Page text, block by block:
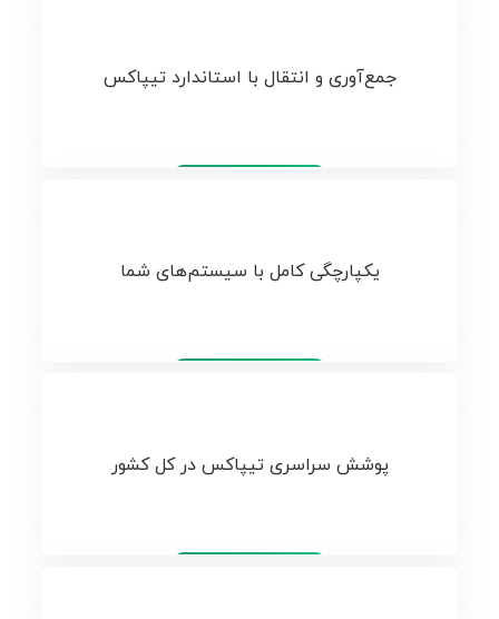
جمع‌آوری و انتقال با استاندارد تیپاکس
یکپارچگی کامل با سیستم‌های شما
پوشش سراسری تیپاکس در کل کشور